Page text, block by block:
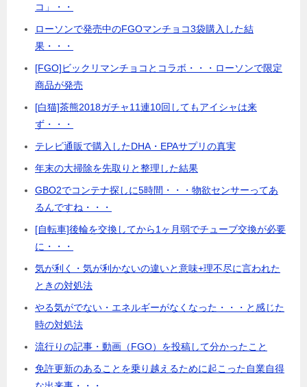
コ」・・
ローソンで発売中のFGOマンチョコ3袋購入した結
果・・・
[FGO]ビックリマンチョコとコラボ・・・ローソンで限定
商品が発売
[白猫]茶熊2018ガチャ11連10回してもアイシャは来
ず・・・
テレビ通販で購入したDHA・EPAサプリの真実
年末の大掃除を先取りと整理した結果
GBO2でコンテナ探しに5時間・・・物欲センサーってあ
るんですね・・・
[自転車]後輪を交換してから1ヶ月弱でチューブ交換が必要
に・・・
気が利く・気が利かないの違いと意味+理不尽に言われた
ときの対処法
やる気がでない・エネルギーがなくなった・・・と感じた
時の対処法
流行りの記事・動画（FGO）を投稿して分かったこと
免許更新のあることを乗り越えるために起こった自業自得